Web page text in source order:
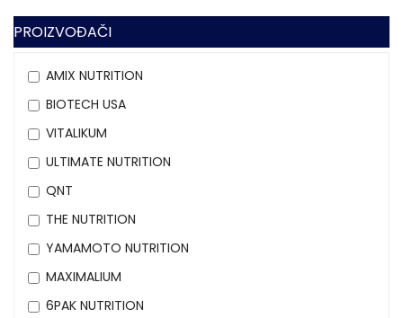
PROIZVOĐAČI
AMIX NUTRITION
BIOTECH USA
VITALIKUM
ULTIMATE NUTRITION
QNT
THE NUTRITION
YAMAMOTO NUTRITION
MAXIMALIUM
6PAK NUTRITION